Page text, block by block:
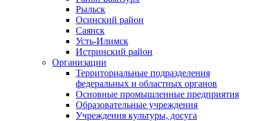
Рыльск
Осинский район
Саянск
Усть-Илимск
Истринский район
Организации
Территориальные подразделения
федеральных и областных органов
Основные промышленные предприятия
Образовательные учреждения
Учреждения культуры, досуга